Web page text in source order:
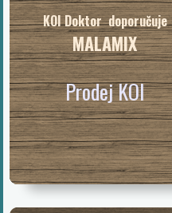
KOI Doktor doporučuje
MALAMIX
Prodej KOI